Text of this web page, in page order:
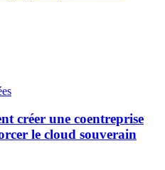
créer une coentreprise
le cloud souverain